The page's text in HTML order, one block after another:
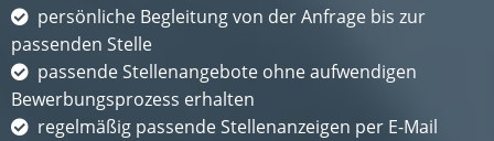
persönliche Begleitung von der Anfrage bis zur
passenden Stelle
passende Stellenangebote ohne aufwendigen
Bewerbungsprozess erhalten
regelmäßig passende Stellenanzeigen per E-Mail